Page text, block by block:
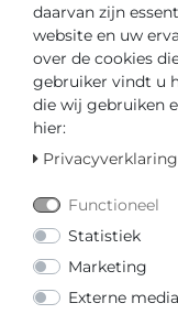
€
Inhoud1
daarvan zijn
website en uw
over de cookies
gebruiker vindt u
die wij gebruiken
hier:
Privacyverklaring
Functioneel
Statistiek
Marketing
Externe media